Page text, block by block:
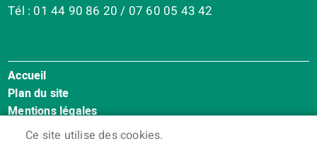
Ce site utilise des cookies.
Tél : 01 44 90 86 20 / 07 60 05 43 42
Menu
Pied
de
page
Accueil
Plan du site
Mentions légales
Accessibilité : Non conforme